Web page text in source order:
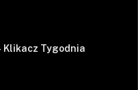
Klikacz Tygodnia